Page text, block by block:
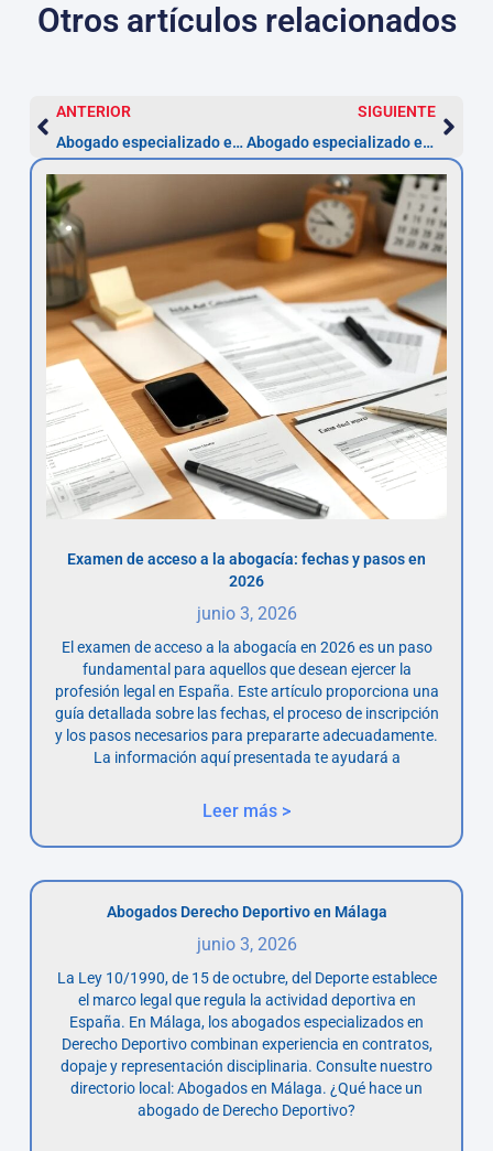
Otros artículos relacionados
ANTERIOR
Abogado especializado en accidentes de autos en Granada
SIGUIENTE
Abogado especializado en accidentes de moto en Granada
Examen de acceso a la abogacía: fechas y pasos en
2026
junio 3, 2026
El examen de acceso a la abogacía en 2026 es un paso
fundamental para aquellos que desean ejercer la
profesión legal en España. Este artículo proporciona una
guía detallada sobre las fechas, el proceso de inscripción
y los pasos necesarios para prepararte adecuadamente.
La información aquí presentada te ayudará a
Leer más >
Abogados Derecho Deportivo en Málaga
junio 3, 2026
La Ley 10/1990, de 15 de octubre, del Deporte establece
el marco legal que regula la actividad deportiva en
España. En Málaga, los abogados especializados en
Derecho Deportivo combinan experiencia en contratos,
dopaje y representación disciplinaria. Consulte nuestro
directorio local: Abogados en Málaga. ¿Qué hace un
abogado de Derecho Deportivo?